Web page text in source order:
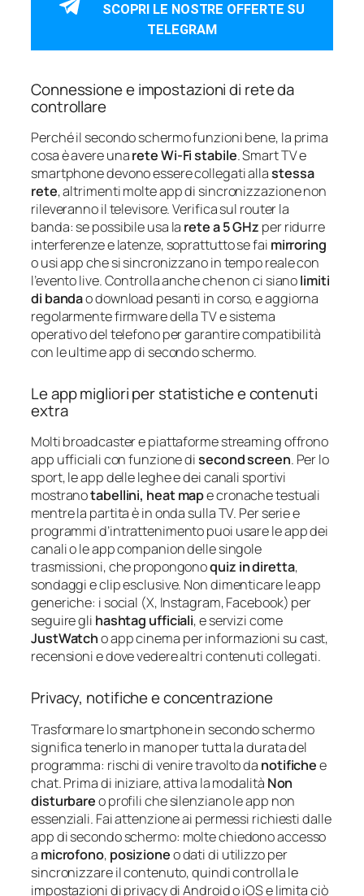
SCOPRI LE NOSTRE OFFERTE SU
TELEGRAM
Connessione e impostazioni di rete da
controllare
Perché il secondo schermo funzioni bene, la prima
cosa è avere unarete Wi‑Fi stabile. Smart TV e
smartphone devono essere collegati allastessa
rete, altrimenti molte app di sincronizzazione non
rileveranno il televisore. Verifica sul router la
banda: se possibile usa la rete a 5 GHz per ridurre
interferenze e latenze, soprattutto se fai mirroring
o usi app che si sincronizzano in tempo reale con
l’evento live. Controlla anche che non ci sianolimiti
di bandao download pesanti in corso, e aggiorna
regolarmente firmware della TV e sistema
operativo del telefono per garantire compatibilità
con le ultime app di secondo schermo.
Le app migliori per statistiche e contenuti
extra
Molti broadcaster e piattaforme streaming offrono
app ufficiali con funzione disecond screen. Per lo
sport, le app delle leghe e dei canali sportivi
mostranotabellini, heat mape cronache testuali
mentre la partita è in onda sulla TV. Per serie e
programmi d’intrattenimento puoi usare le app dei
canali o le app companion delle singole
trasmissioni, che propongonoquiz in diretta,
sondaggi e clip esclusive. Non dimenticare le app
generiche: i social (X, Instagram, Facebook) per
seguire gli hashtag ufficiali, e servizi come
JustWatcho app cinema per informazioni su cast,
recensioni e dove vedere altri contenuti collegati.
Privacy, notifiche e concentrazione
Trasformare lo smartphone in secondo schermo
significa tenerlo in mano per tutta la durata del
programma: rischi di venire travolto da notifichee
chat. Prima di iniziare, attiva la modalità Non
disturbareo profili che silenziano le app non
essenziali. Fai attenzione ai permessi richiesti dalle
app di secondo schermo: molte chiedono accesso
a microfono, posizioneo dati di utilizzo per
sincronizzare il contenuto, quindi controlla le
impostazioni di privacy di Android o iOS e limita ciò